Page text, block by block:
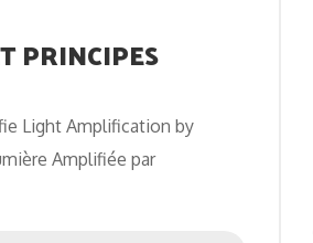
PRINCIPES
Light Amplification by
Amplifiée par